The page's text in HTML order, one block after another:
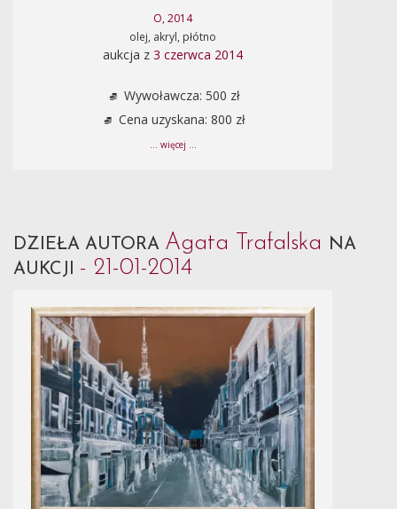
O, 2014
olej, akryl, płótno
aukcja z 3 czerwca 2014
Wywoławcza: 500 zł
Cena uzyskana: 800 zł
... więcej ...
DZIEŁA AUTORA Agata Trafalska NA
AUKCJI - 21-01-2014